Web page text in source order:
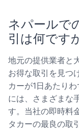
ネパールで
引は何です
地元の提供業者と
お得な取引を見つ
カーが1日あたり
には、さまざまな
す。当社の即時料
タカーの最良の取